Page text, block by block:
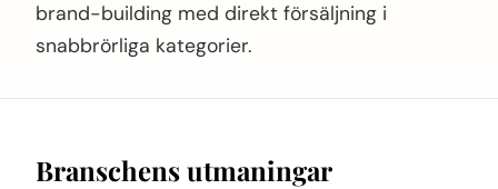
brand-building med direkt försäljning i
snabbrörliga kategorier.
Branschens utmaningar